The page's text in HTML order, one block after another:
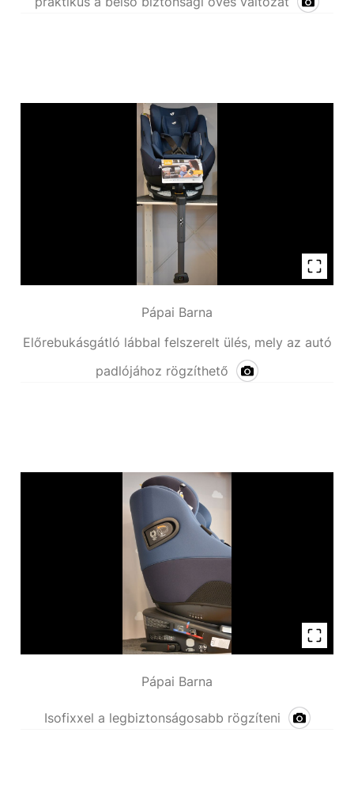
Pápai Barna
Előrebukásgátló lábbal felszerelt ülés, mely az autó
padlójához rögzíthető
Pápai Barna
Isofixxel a legbiztonságosabb rögzíteni